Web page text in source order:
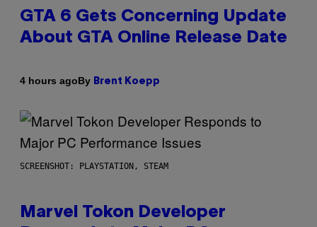
GTA 6 Gets Concerning Update
About GTA Online Release Date
4 hours agoBy Brent Koepp
SCREENSHOT: PLAYSTATION, STEAM
Marvel Tokon Developer